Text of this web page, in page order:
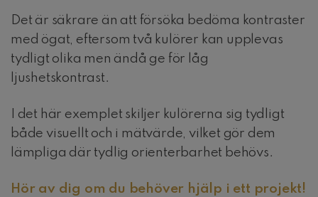
Det är säkrare än att försöka bedöma kontraster
med ögat, eftersom två kulörer kan upplevas
tydligt olika men ändå ge för låg
ljushetskontrast.
I det här exemplet skiljer kulörerna sig tydligt
både visuellt och i mätvärde, vilket gör dem
lämpliga där tydlig orienterbarhet behövs.
Hör av dig om du behöver hjälp i ett projekt!